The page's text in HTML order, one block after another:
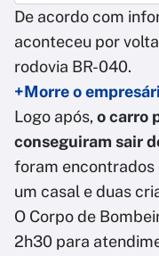
De acordo com
aconteceu por
rodovia BR-040.
+Morre o
Logo após, o carro
conseguiram sair
foram encontrados
um casal e duas
O Corpo de
2h30 para